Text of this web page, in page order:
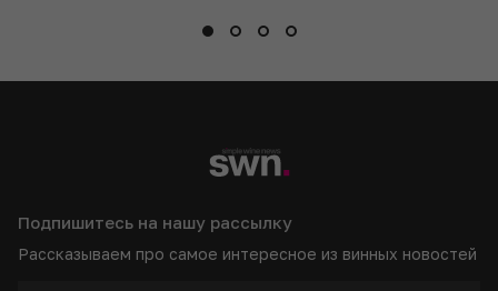
Подпишитесь на нашу рассылку
Рассказываем про самое интересное из винных новостей